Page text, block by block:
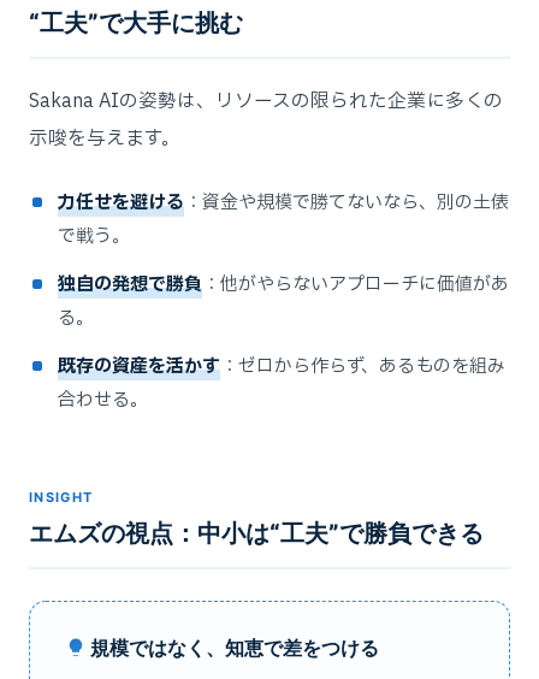
“工夫”で大手に挑む
Sakana AIの姿勢は、リソースの限られた企業に多くの
示唆を与えます。
力任せを避ける ：資金や規模で勝てないなら、別の土俵
で戦う。
独自の発想で勝負 ：他がやらないアプローチに価値があ
る。
既存の資産を活かす ：ゼロから作らず、あるものを組み
合わせる。
INSIGHT
エムズの視点：中小は“工夫”で勝負できる
規模ではなく、知恵で差をつける